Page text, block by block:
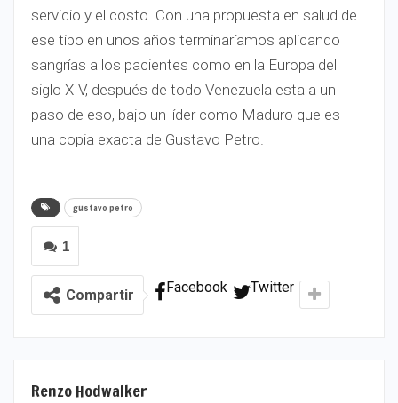
servicio y el costo. Con una propuesta en salud de
ese tipo en unos años terminaríamos aplicando
sangrías a los pacientes como en la Europa del
siglo XIV, después de todo Venezuela esta a un
paso de eso, bajo un líder como Maduro que es
una copia exacta de Gustavo Petro.
gustavo petro
1
Compartir Facebook Twitter
Renzo Hodwalker